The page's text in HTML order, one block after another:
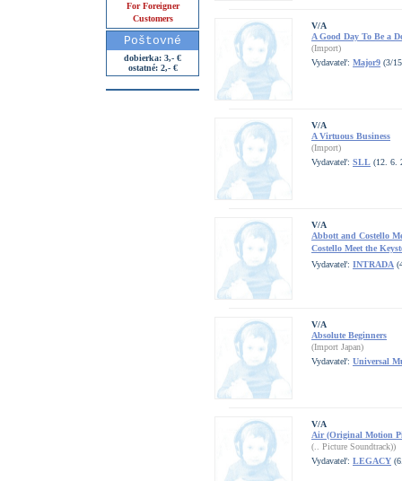
For Foreigner
Customers
Poštovné
dobierka: 3,- €
ostatné: 2,- €
V/A
A Good Day To Be a
(Import)
Vydavateľ: Major9 (3/
V/A
A Virtuous Business
(Import)
Vydavateľ: SLL (12. 6.
V/A
Abbott and Costello
Costello Meet the
Vydavateľ: INTRADA
V/A
Absolute Beginners
(Import Japan)
Vydavateľ: Universal
V/A
Air (Original Motion
(.. Picture Soundtrack))
Vydavateľ: LEGACY